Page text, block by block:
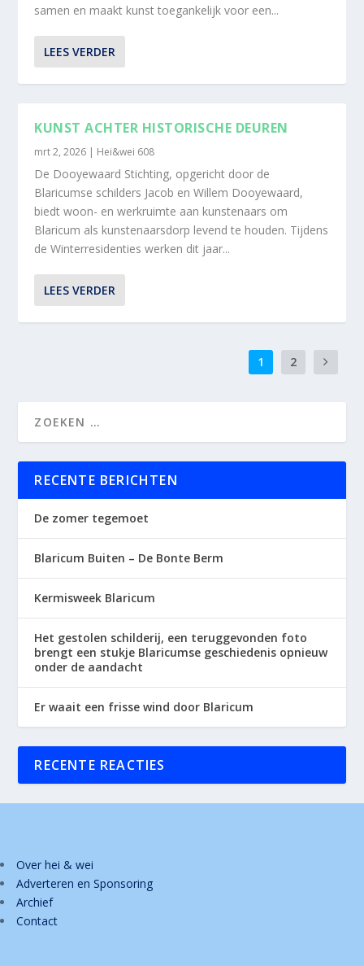
samen en maakt kunst toegankelijk voor een...
LEES VERDER
KUNST ACHTER HISTORISCHE DEUREN
mrt 2, 2026 | Hei&wei 608
De Dooyewaard Stichting, opgericht door de
Blaricumse schilders Jacob en Willem Dooyewaard,
biedt woon- en werkruimte aan kunstenaars om
Blaricum als kunstenaarsdorp levend te houden. Tijdens
de Winterresidenties werken dit jaar...
LEES VERDER
1 2
RECENTE BERICHTEN
De zomer tegemoet
Blaricum Buiten – De Bonte Berm
Kermisweek Blaricum
Het gestolen schilderij, een teruggevonden foto
brengt een stukje Blaricumse geschiedenis opnieuw
onder de aandacht
Er waait een frisse wind door Blaricum
RECENTE REACTIES
Over hei & wei
Adverteren en Sponsoring
Archief
Contact